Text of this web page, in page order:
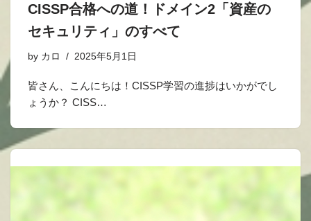
CISSP合格への道！ドメイン2「資産の
セキュリティ」のすべて
by カロ 2025年5月1日
皆さん、こんにちは！CISSP学習の進捗はいかがでし
ょうか？ CISS…